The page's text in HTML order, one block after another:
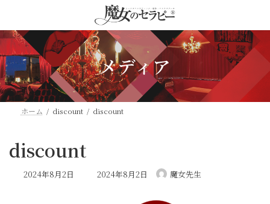
テ
ン
ツ
へ
ス
キ
ゲ
ー
シ
ョ
ン
に
メディア
ホーム discount discount
discount
2024年8月2日
最
2024年8月2日 魔女先生